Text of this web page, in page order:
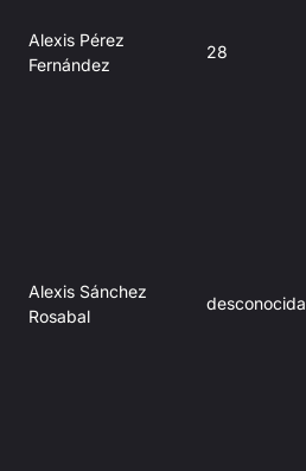
Alexis Pérez
Fernández
28
Alexis Sánchez
Rosabal
desconocida